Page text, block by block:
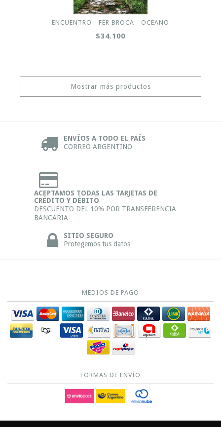
ENCUENTRO - FER BROCA - OCEANO
$34.100
Mostrar más productos
ENVÍOS A TODO EL PAÍS
CORREO ARGENTINO
ACEPTAMOS TODAS LAS TARJETAS DE
CRÉDITO Y DÉBITO
DESCUENTO DEL 10% POR TRANSFERENCIA
BANCARIA
SITIO SEGURO
Protegemos tus datos
MEDIOS DE PAGO
FORMAS DE ENVÍO